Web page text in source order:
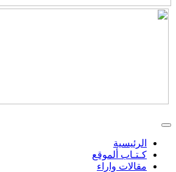
الرئيسية
كـتـاب ألموقع
مقالات واراء